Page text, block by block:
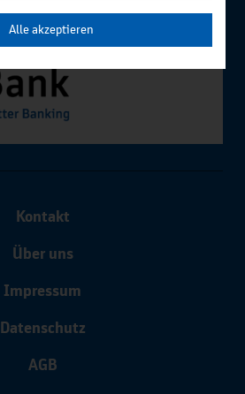
Kontakt
Über uns
Impressum
Datenschutz
AGB
Alle akzeptieren